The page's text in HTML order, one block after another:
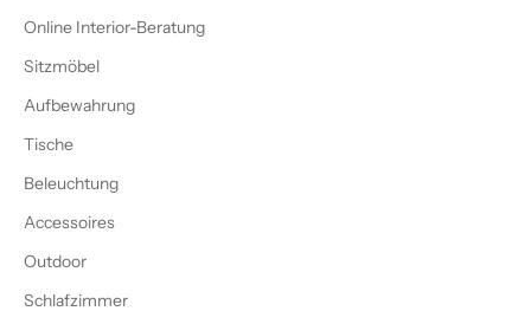
Online Interior-Beratung
Sitzmöbel
Aufbewahrung
Tische
Beleuchtung
Accessoires
Outdoor
Schlafzimmer